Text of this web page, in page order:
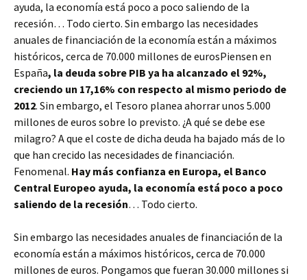
ayuda, la economía está poco a poco saliendo de la
recesión… Todo cierto. Sin embargo las necesidades
anuales de financiación de la economía están a máximos
históricos, cerca de 70.000 millones de eurosPiensen en
España, la deuda sobre PIB ya ha alcanzado el 92%,
creciendo un 17,16% con respecto al mismo periodo de
2012. Sin embargo, el Tesoro planea ahorrar unos 5.000
millones de euros sobre lo previsto. ¿A qué se debe ese
milagro? A que el coste de dicha deuda ha bajado más de lo
que han crecido las necesidades de financiación.
Fenomenal. Hay más confianza en Europa, el Banco
Central Europeo ayuda, la economía está poco a poco
saliendo de la recesión… Todo cierto.
Sin embargo las necesidades anuales de financiación de la
economía están a máximos históricos, cerca de 70.000
millones de euros. Pongamos que fueran 30.000 millones si